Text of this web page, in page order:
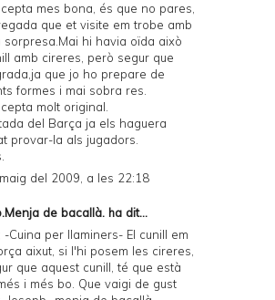
mes bona, és que no pares,
que et visite em trobe amb
sorpresa.Mai hi havia oïda això
amb cireres, però segur que
que jo ho prepare de
formes i mai sobra res.
molt original.
del Barça ja els haguera
provar-la als jugadors.
del 2009, a les 22:18
de bacallà. ha dit...
-Cuina per llaminers- El cunill em
aixut, si l'hi posem les cireres,
que aquest cunill, té que està
i més bo. Que vaigi de gust